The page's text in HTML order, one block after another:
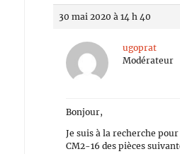
30 mai 2020 à 14 h 40
ugoprat
Modérateur
Bonjour,
Je suis à la recherche
CM2-16 des pièces